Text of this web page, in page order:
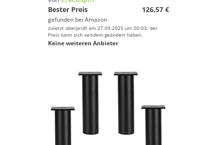
Bester Preis
126,57 €
gefunden bei Amazon
zuletzt überprüft am 27.09.2025 um 00:03; der
Preis kann sich seitdem geändert haben.
Keine weiteren Anbieter